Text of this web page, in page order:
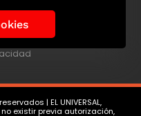
Anécdotas Mundialistas
Directorio
| EL UNIVERSAL,
existir previa autorización,